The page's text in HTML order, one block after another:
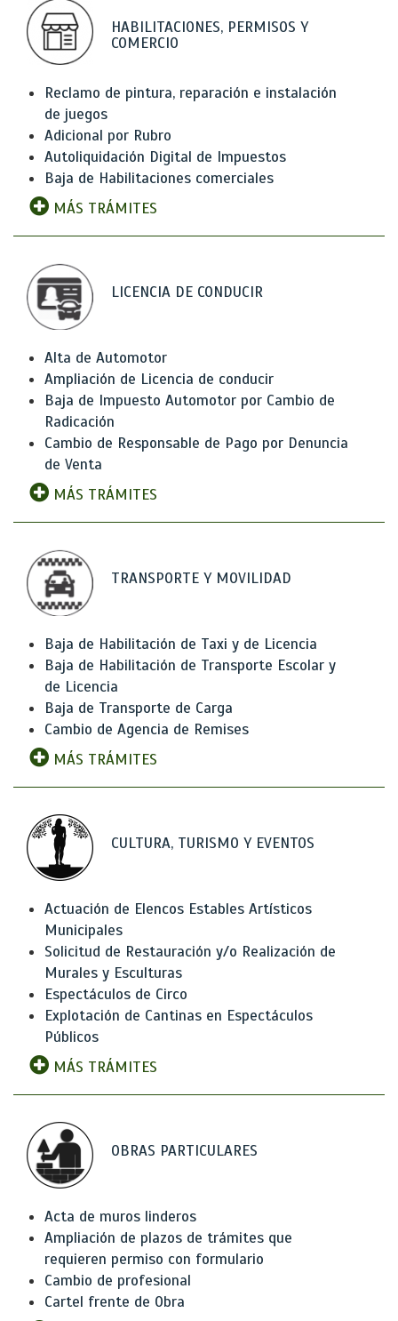
HABILITACIONES, PERMISOS Y
COMERCIO
Reclamo de pintura, reparación e instalación
de juegos
Adicional por Rubro
Autoliquidación Digital de Impuestos
Baja de Habilitaciones comerciales
MÁS TRÁMITES
LICENCIA DE CONDUCIR
Alta de Automotor
Ampliación de Licencia de conducir
Baja de Impuesto Automotor por Cambio de
Radicación
Cambio de Responsable de Pago por Denuncia
de Venta
MÁS TRÁMITES
TRANSPORTE Y MOVILIDAD
Baja de Habilitación de Taxi y de Licencia
Baja de Habilitación de Transporte Escolar y
de Licencia
Baja de Transporte de Carga
Cambio de Agencia de Remises
MÁS TRÁMITES
CULTURA, TURISMO Y EVENTOS
Actuación de Elencos Estables Artísticos
Municipales
Solicitud de Restauración y/o Realización de
Murales y Esculturas
Espectáculos de Circo
Explotación de Cantinas en Espectáculos
Públicos
MÁS TRÁMITES
OBRAS PARTICULARES
Acta de muros linderos
Ampliación de plazos de trámites que
requieren permiso con formulario
Cambio de profesional
Cartel frente de Obra